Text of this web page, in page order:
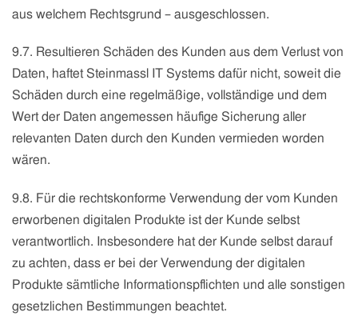
aus welchem Rechtsgrund – ausgeschlossen.
9.7. Resultieren Schäden des Kunden aus dem Verlust von
Daten, haftetSteinmassl IT Systems dafür nicht, soweit die
Schäden durch eine regelmäßige, vollständige und dem
Wert der Daten angemessen häufige Sicherung aller
relevanten Daten durch den Kunden vermieden worden
wären.
9.8. Für die rechtskonforme Verwendung der vom Kunden
erworbenen digitalen Produkte ist der Kunde selbst
verantwortlich. Insbesondere hat der Kunde selbst darauf
zu achten, dass er bei der Verwendung der digitalen
Produkte sämtliche Informationspflichten und alle sonstigen
gesetzlichen Bestimmungen beachtet.